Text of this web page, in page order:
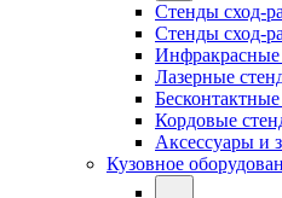
Стенды сход-
Стенды сход-
Инфракрасные
Лазерные
Кордовые
Аксессуары и
Кузовное